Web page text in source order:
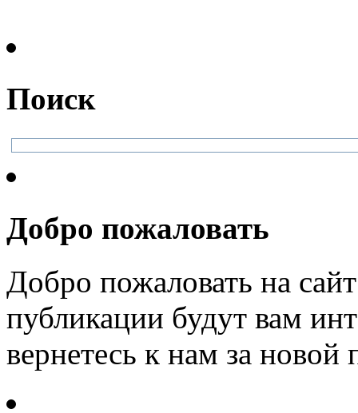
Поиск
Добро пожаловать
Добро пожаловать на
публикации будут вам
вернетесь к нам за